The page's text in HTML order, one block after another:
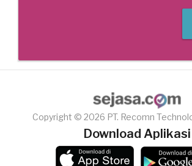
Copyright © 2026 PT. Recomn
Download Aplikasi